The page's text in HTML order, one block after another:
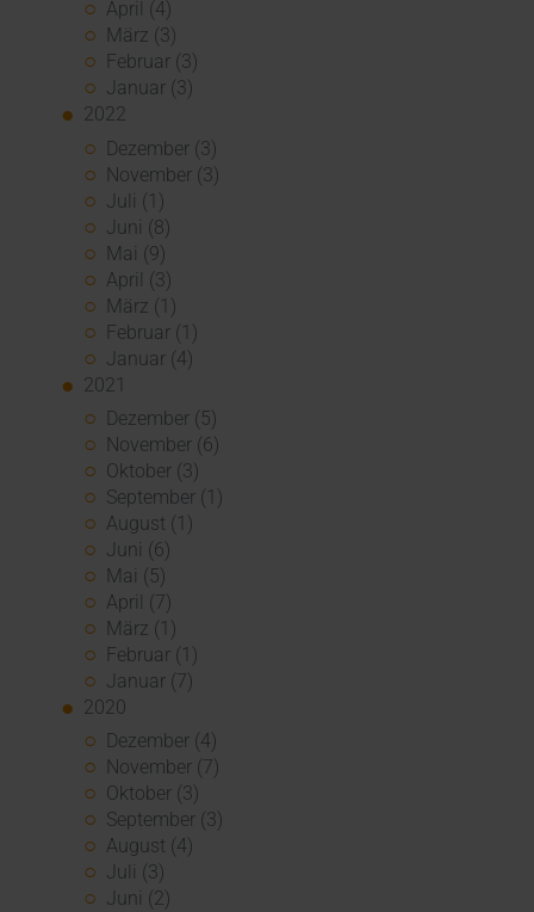
April (4)
März (3)
Februar (3)
Januar (3)
2022
Dezember (3)
November (3)
Juli (1)
Juni (8)
Mai (9)
April (3)
März (1)
Februar (1)
Januar (4)
2021
Dezember (5)
November (6)
Oktober (3)
September (1)
August (1)
Juni (6)
Mai (5)
April (7)
März (1)
Februar (1)
Januar (7)
2020
Dezember (4)
November (7)
Oktober (3)
September (3)
August (4)
Juli (3)
Juni (2)